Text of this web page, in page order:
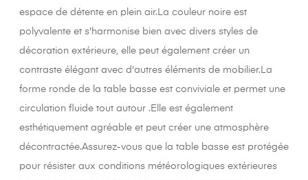
espace de détente en plein air.La couleur noire est
polyvalente et s'harmonise bien avec divers styles de
décoration extérieure, elle peut également créer un
contraste élégant avec d'autres éléments de mobilier.La
forme ronde de la table basse est conviviale et permet une
circulation fluide tout autour .Elle est également
esthétiquement agréable et peut créer une atmosphère
décontractée.Assurez-vous que la table basse est protégée
pour résister aux conditions météorologiques extérieures